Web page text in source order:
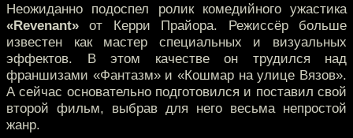
Неожиданно подоспел ролик комедийного ужастика
«Revenant» от Керри Прайора. Режиссёр больше
известен как мастер специальных и визуальных
эффектов. В этом качестве он трудился над
франшизами «Фантазм» и «Кошмар на улице Вязов».
А сейчас основательно подготовился и поставил свой
второй фильм, выбрав для него весьма непростой
жанр.